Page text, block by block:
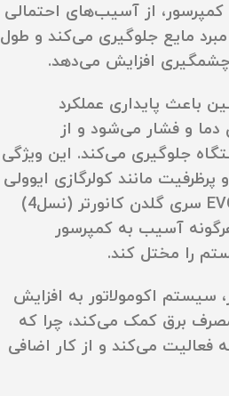
کمپرسور، از آسیب‌های احتمالی
مایع جلوگیری می‌کند و طول
افزایش می‌دهد.
باعث پایداری عملکرد
دما و فشار می‌شود و از
جلوگیری می‌کند. این ویژگی
پرظرفیت مانند کولرگازی ایوولی
30000 مدل EVCIS-30K-MD سری گلدن کانورتر (نسل4)
آسیب به کمپرسور
را مختل کند.
سیستم اکومولاتور به افزایش
برق کمک می‌کند، چرا که
فعالیت می‌کند و از کار اضافی